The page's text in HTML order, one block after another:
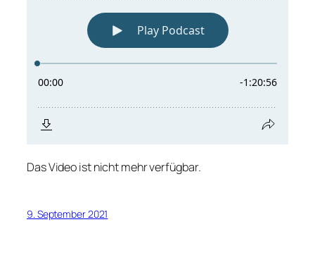
Das Video ist nicht mehr verfügbar.
9. September 2021